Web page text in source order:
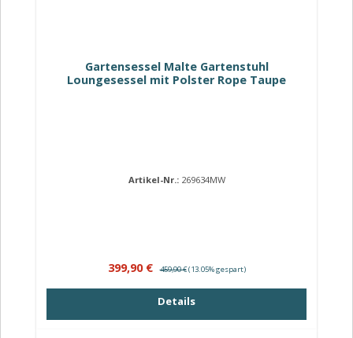
Gartensessel Malte Gartenstuhl
Loungesessel mit Polster Rope Taupe
Artikel-Nr.: 269634MW
Verkaufspreis:
399,90 € 459,90 €(13.05% gespart)
Details